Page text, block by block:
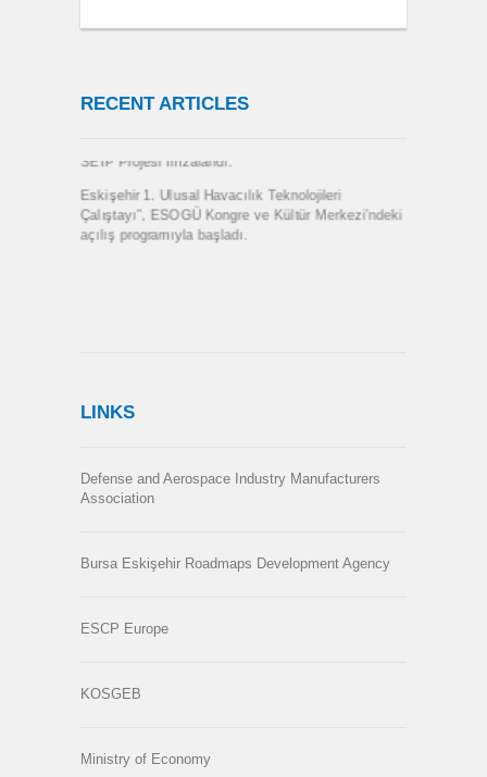
RECENT ARTICLES
Kurulu Yapıldı.
SEIP Projesi İmzalandı.
Eskişehir 1. Ulusal Havacılık Teknolojileri
Çalıştayı”, ESOGÜ Kongre ve Kültür Merkezi’ndeki
açılış programıyla başladı.
LINKS
Defense and Aerospace Industry Manufacturers
Association
Bursa Eskişehir Roadmaps Development Agency
ESCP Europe
KOSGEB
Ministry of Economy